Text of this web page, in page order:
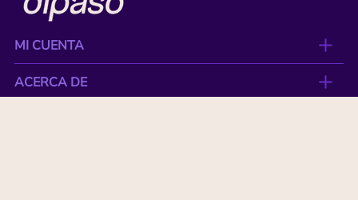
MI CUENTA
ACERCA DE